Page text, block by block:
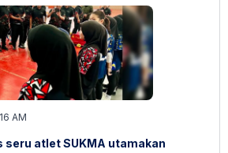
AM
seru atlet SUKMA utamakan